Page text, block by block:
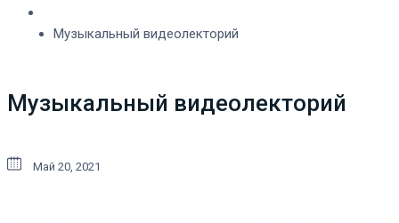
Музыкальный видеолекторий
Музыкальный видеолекторий
Май 20, 2021